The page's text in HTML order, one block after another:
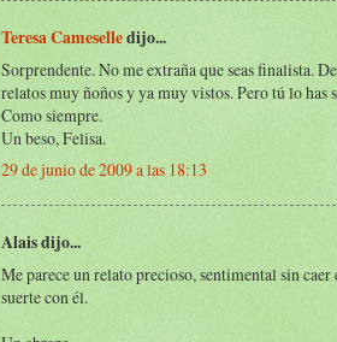
Teresa Cameselledijo...
Sorprendente. No me extraña que seas finalista.
relatos muy ñoños y ya muy vistos. Pero tú lo has
Como siempre.
Un beso, Felisa.
29 de junio de 2009 a las 18:13
Alais dijo...
Me parece un relato precioso, sentimental sin
suerte con él.